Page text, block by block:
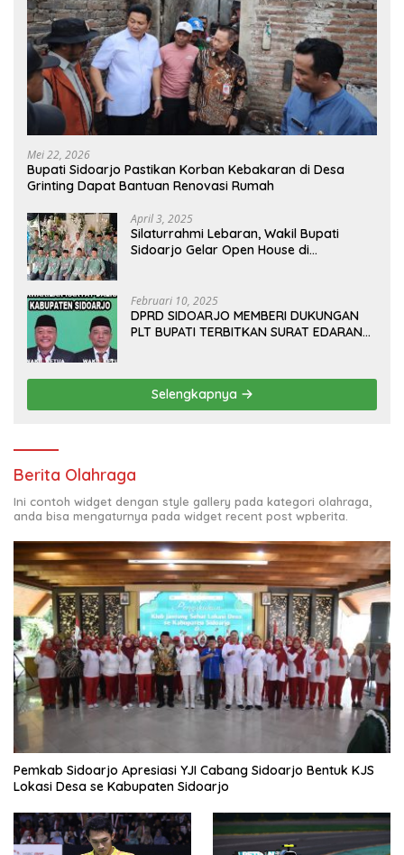
Mei 22, 2026
Bupati Sidoarjo Pastikan Korban Kebakaran di Desa
Grinting Dapat Bantuan Renovasi Rumah
April 3, 2025
Silaturrahmi Lebaran, Wakil Bupati
Sidoarjo Gelar Open House di
Februari 10, 2025
DPRD SIDOARJO MEMBERI DUKUNGAN
PLT BUPATI TERBITKAN SURAT EDARAN
KELUAR KOTA
Selengkapnya
Berita Olahraga
Ini contoh widget dengan style gallery pada kategori olahraga,
anda bisa mengaturnya pada widget recent post wpberita.
Pemkab Sidoarjo Apresiasi YJI Cabang Sidoarjo Bentuk KJS
Lokasi Desa se Kabupaten Sidoarjo